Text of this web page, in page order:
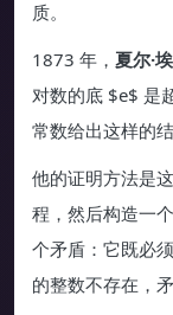
质。
1873 年， 夏尔·
对数的底 $e$ 是
常数给出这样的结
他的证明方法是
程，然后构造一
个矛盾：它既必
的整数不存在，